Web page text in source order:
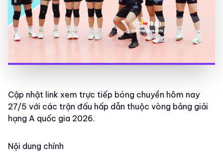
Cập nhật link xem trực tiếp bóng chuyền hôm nay
27/5 với các trận đấu hấp dẫn thuộc vòng bảng giải
hạng A quốc gia 2026.
Nội dung chính